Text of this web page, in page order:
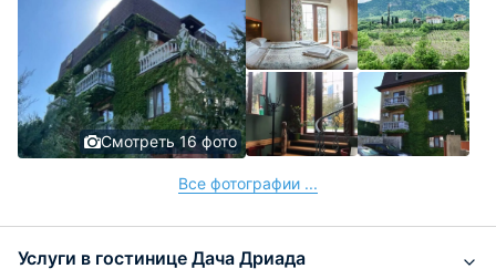
Смотреть 16 фото
Все фотографии ...
Услуги в гостинице Дача Дриада